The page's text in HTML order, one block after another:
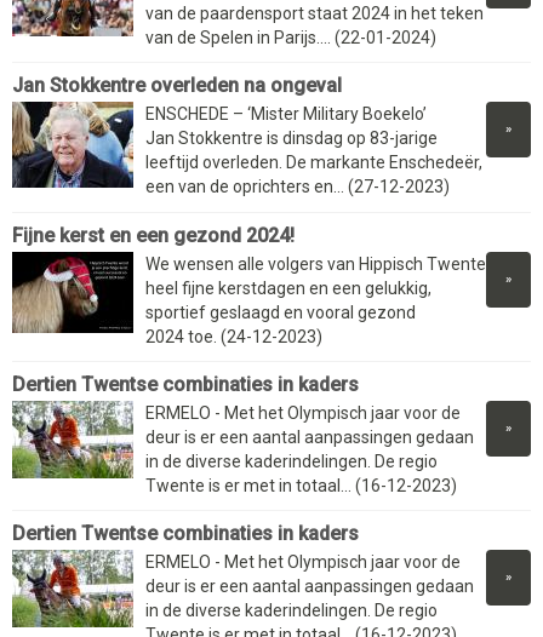
van de paardensport staat 2024 in het teken
van de Spelen in Parijs.... (22-01-2024)
Jan Stokkentre overleden na ongeval
»
ENSCHEDE – ‘Mister Military Boekelo’
Jan Stokkentre is dinsdag op 83-jarige
leeftijd overleden. De markante Enschedeër,
een van de oprichters en... (27-12-2023)
Fijne kerst en een gezond 2024!
»
We wensen alle volgers van Hippisch Twente
heel fijne kerstdagen en een gelukkig,
sportief geslaagd en vooral gezond
2024 toe. (24-12-2023)
Dertien Twentse combinaties in kaders
»
ERMELO - Met het Olympisch jaar voor de
deur is er een aantal aanpassingen gedaan
in de diverse kaderindelingen. De regio
Twente is er met in totaal... (16-12-2023)
Dertien Twentse combinaties in kaders
»
ERMELO - Met het Olympisch jaar voor de
deur is er een aantal aanpassingen gedaan
in de diverse kaderindelingen. De regio